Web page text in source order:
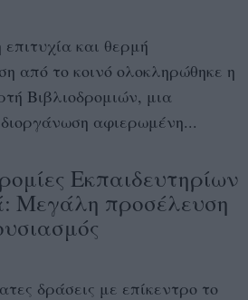
και θερμή
από το κοινό ολοκληρώθηκε η
Βιβλιοδρομιών, μια
αφιερωμένη...
Εκπαιδευτηρίων
Μεγάλη προσέλευση
δράσεις με επίκεντρο το